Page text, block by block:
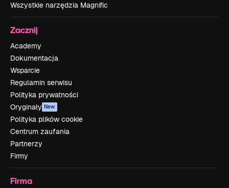
Wszystkie narzędzia Magnific
Zacznij
Academy
Dokumentacja
Wsparcie
Regulamin serwisu
Polityka prywatności
Oryginały New
Polityka plików cookie
Centrum zaufania
Partnerzy
Firmy
Firma